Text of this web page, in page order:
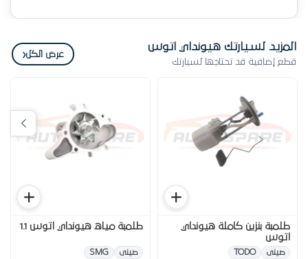
المزيد لسيارتك هيونداي اتوس
قطع إضافية قد تحتاجها لسيارتك
عرض الكل‹
طلمبة بنزين كاملة هيونداي
اتوس
صينى TODO
طلمبة مياه هيونداي اتوس 1.1
صينى SMG